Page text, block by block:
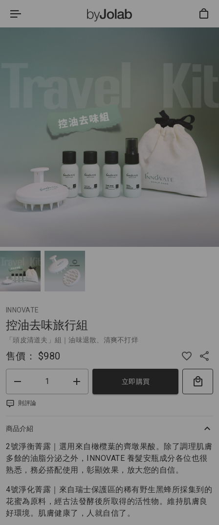
INNOVATE
控油去味旅行組
「頭皮清道夫」組｜油味退散、清爽不打烊
售價： $980
立即購買
則評論
商品介紹
2號淨衡菁露｜選用來自橄欖葉的齊墩果酸。除了調理肌膚
多餘的油脂分泌之外，INNOVATE 養髮安瓶成分各位也很
熟悉，務必搭配使用，彰顯效果，放大您的自信。
4號淨化菁露｜來自瑞士保護區的稀有野生黑蜂所採集到的
花蜜為原料，經古法發酵後所取得的活性物。維持肌膚良
好環境。肌膚健康了，人就自信了。